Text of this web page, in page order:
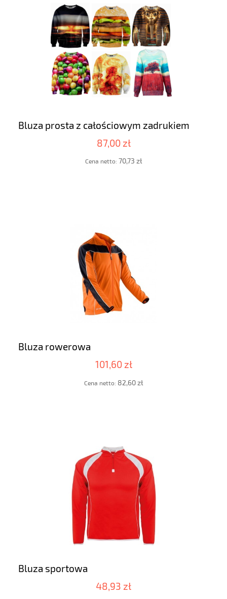
Bluza prosta z całościowym zadrukiem
87,00 zł
Cena netto: 70,73 zł
Bluza rowerowa
101,60 zł
Cena netto: 82,60 zł
Bluza sportowa
48,93 zł